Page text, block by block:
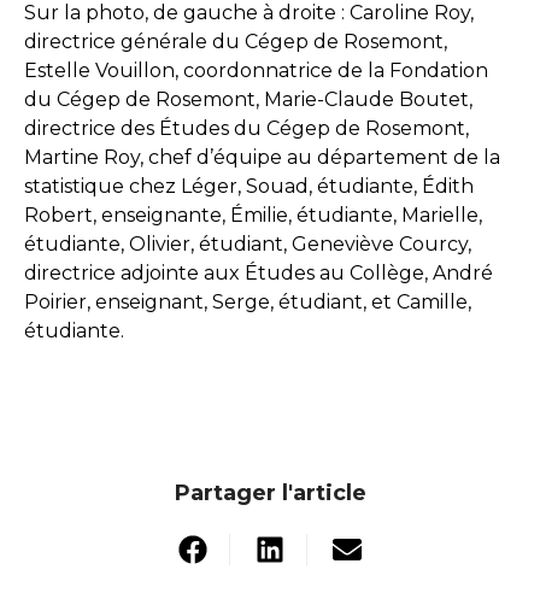
Sur la photo, de gauche à droite : Caroline Roy,
directrice générale du Cégep de Rosemont,
Estelle Vouillon, coordonnatrice de la Fondation
du Cégep de Rosemont, Marie-Claude Boutet,
directrice des Études du Cégep de Rosemont,
Martine Roy, chef d’équipe au département de la
statistique chez Léger, Souad, étudiante, Édith
Robert, enseignante, Émilie, étudiante, Marielle,
étudiante, Olivier, étudiant, Geneviève Courcy,
directrice adjointe aux Études au Collège, André
Poirier, enseignant, Serge, étudiant, et Camille,
étudiante.
Partager l'article